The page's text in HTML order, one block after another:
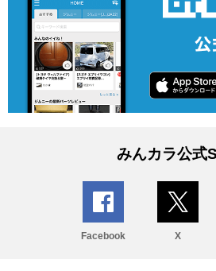
みんカラ公式
Facebook X